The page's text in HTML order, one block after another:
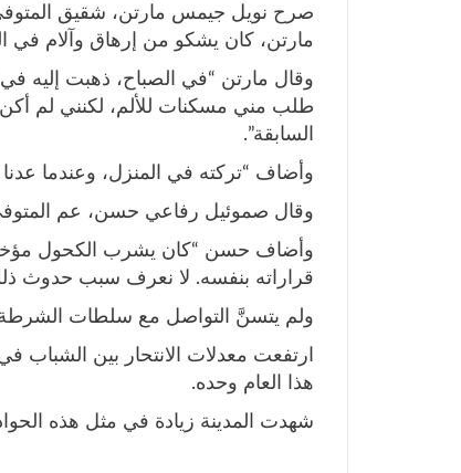
صرح نويل جيمس مارتن، شقيق
مارتن، كان يشكو من إرهاق وآلام في
وقال مارتن “في الصباح، ذهبت
طلب ​​مني مسكنات للألم، لكنني لم
السابقة”.
وأضاف “تركته في المنزل، وعندما عدنا
وقال صموئيل رفاعي حسن، عم
وأضاف حسن “كان يشرب الكحول
قراراته بنفسه. لا نعرف سبب حدوث
ولم يتسنَّ التواصل مع سلطات الشرطة
هذا العام وحده.
شهدت المدينة زيادة في مثل هذه الحوادث